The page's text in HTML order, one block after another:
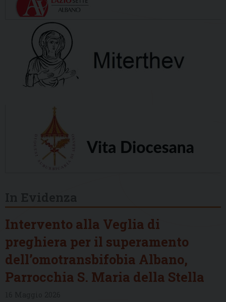
Intervento alla Veglia di
preghiera per il superamento
dell’omotransbifobia Albano,
Parrocchia S. Maria della Stella